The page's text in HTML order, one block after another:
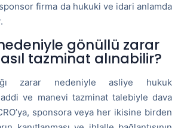
firma da hukuki ve idari anlamda
gönüllü zarar
tazminat alınabilir?
zarar nedeniyle asliye hukuk
ve manevi tazminat talebiyle dava
sponsora veya her ikisine birden